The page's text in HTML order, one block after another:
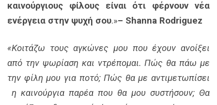
καινούργιους φίλους είναι ότι φέρνουν νέα
ενέργεια στην ψυχή σου.»– Shanna Rodriguez
«Κοιτάζω τους αγκώνες μου που έχουν ανοίξει
από την ψωρίαση και ντρέπομαι. Πώς θα πάω με
την φίλη μου για ποτό; Πώς θα με αντιμετωπίσει
η καινούργια παρέα που θα μου συστήσουν; Θα